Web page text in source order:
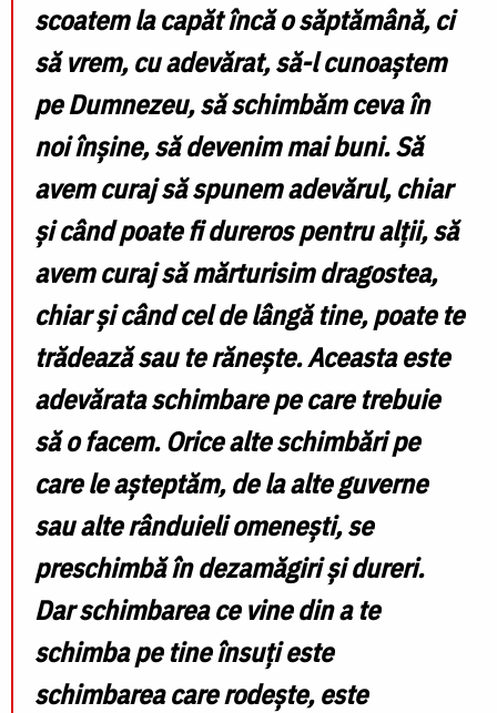
scoatem la capăt încă o săptămână, ci
să vrem, cu adevărat, să-l cunoaștem
pe Dumnezeu, să schimbăm ceva în
noi înșine, să devenim mai buni. Să
avem curaj să spunem adevărul, chiar
și când poate fi dureros pentru alții, să
avem curaj să mărturisim dragostea,
chiar și când cel de lângă tine, poate te
trădează sau te rănește. Aceasta este
adevărata schimbare pe care trebuie
să o facem. Orice alte schimbări pe
care le așteptăm, de la alte guverne
sau alte rânduieli omenești, se
preschimbă în dezamăgiri și dureri.
Dar schimbarea ce vine din a te
schimba pe tine însuți este
schimbarea care rodește, este